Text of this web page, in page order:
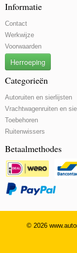
Informatie
Contact
Werkwijze
Voorwaarden
Herroeping
Categorieën
Autoruiten en sierlijsten
Vrachtwagenruiten en
Toebehoren
Ruitenwissers
Betaalmethodes
© 2026